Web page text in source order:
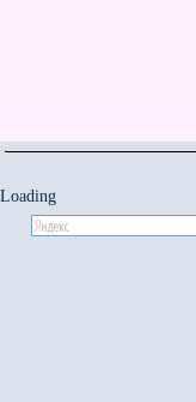
Loading